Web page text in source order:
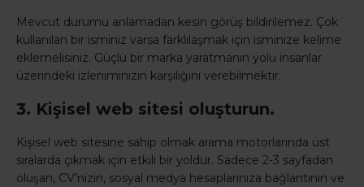
Mevcut durumu anlamadan kesin görüş bildirilemez. Çok
kullanılan bir isminiz varsa farklılaşmak için isminize kelime
eklemelisiniz. Güçlü bir marka yaratmanın yolu insanlar
üzerindeki izleniminizin karşılığını verebilmektir.
3. Kişisel web sitesi oluşturun.
Kişisel web sitesine sahip olmak arama motorlarında üst
sıralarda çıkmak için etkili bir yoldur. Sadece 2-3 sayfadan
oluşan, CV’nizin, sosyal medya hesaplarınıza bağlantının ve